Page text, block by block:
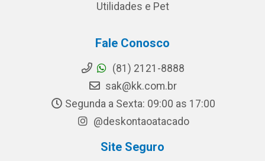
Utilidades e Pet
Fale Conosco
(81) 2121-8888
sak@kk.com.br
Segunda a Sexta: 09:00 as 17:00
@deskontaoatacado
Site Seguro